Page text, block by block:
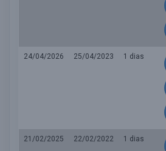
24/04/2026 25/04/2023
1 dias
21/02/2025 22/02/2022
1 dias